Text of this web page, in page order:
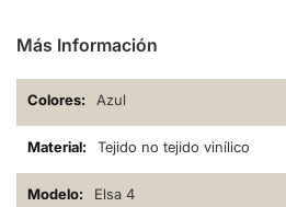
Más Información
Azul
Tejido no tejido vinílico
Elsa 4